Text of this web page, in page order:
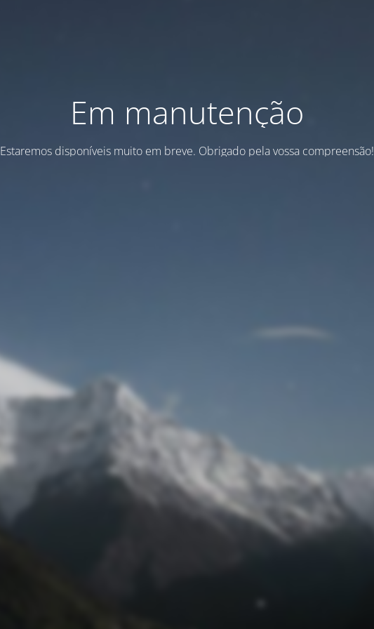
Em manutenção
Estaremos disponíveis muito em breve. Obrigado pela vossa compreensão!